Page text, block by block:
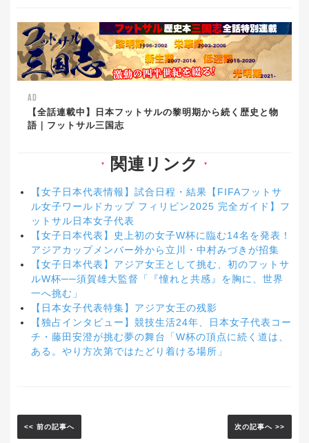
AD
【全話連載中】日本フットサルの黎明期から続く歴史と物
語｜フットサル三国志
▼ 関連リンク ▼
【女子日本代表情報】試合日程・結果【FIFAフットサ
ル女子ワールドカップ フィリピン2025 完全ガイド】フ
ットサル日本女子代表
【女子日本代表】史上初の女子W杯に臨む14名を発表！
アジアカップメンバー外から立川・中村みづきが招集
【女子日本代表】アジア女王として挑む、初のフットサ
ルW杯──須賀雄大監督「『憧れと共感』を胸に、世界
一へ挑む」
【日本女子代表特集】アジア女王の残影
【独占インタビュー】競技生活24年、日本女子代表コー
チ・藤田安澄が挑む夢の舞台「W杯の頂点に続く道は、
ある。やり方次第ではたどり着ける場所」
<< 前の記事へ 次の記事へ >>